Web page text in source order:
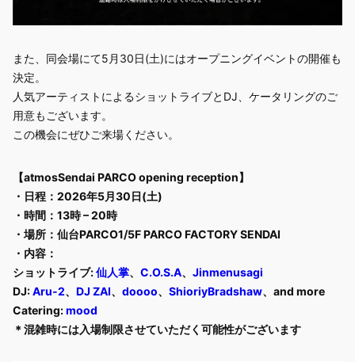
また、同会場にて5月30日(土)にはオープニングイベントの開催も
決定。
人気アーティストによるショットライブとDJ、ケータリングのご
用意もございます。
この機会にぜひご来場ください。
【atmosSendai PARCO opening reception】
・日程：2026年5月30日(土)​​
・時間：13時 – 20時 ​
・場所：仙台PARCO1/5F PARCO FACTORY SENDAI​
・内容：​
ショットライブ:仙人掌、 C.O.S.A、 Jinmenusagi
DJ:Aru-2、 DJ ZAI、 doooo、 ShioriyBradshaw、and more​​
Catering:mood
＊混雑時には入場制限させていただく可能性がございます​